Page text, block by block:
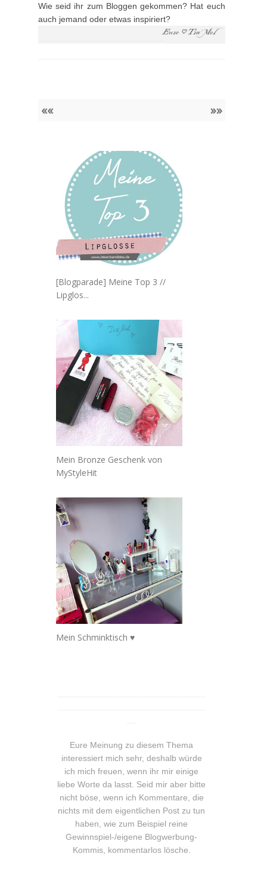
Wie seid ihr zum Bloggen gekommen? Hat euch
auch jemand oder etwas inspiriert?
«« »»
[Blogparade] Meine Top 3 //
Lipglos...
Mein Bronze Geschenk von
MyStyleHit
Mein Schminktisch ♥
Eure Meinung zu diesem Thema
interessiert mich sehr, deshalb würde
ich mich freuen, wenn ihr mir einige
liebe Worte da lasst. Seid mir aber bitte
nicht böse, wenn ich Kommentare, die
nichts mit dem eigentlichen Post zu tun
haben, wie zum Beispiel reine
Gewinnspiel-/eigene Blogwerbung-
Kommis, kommentarlos lösche.